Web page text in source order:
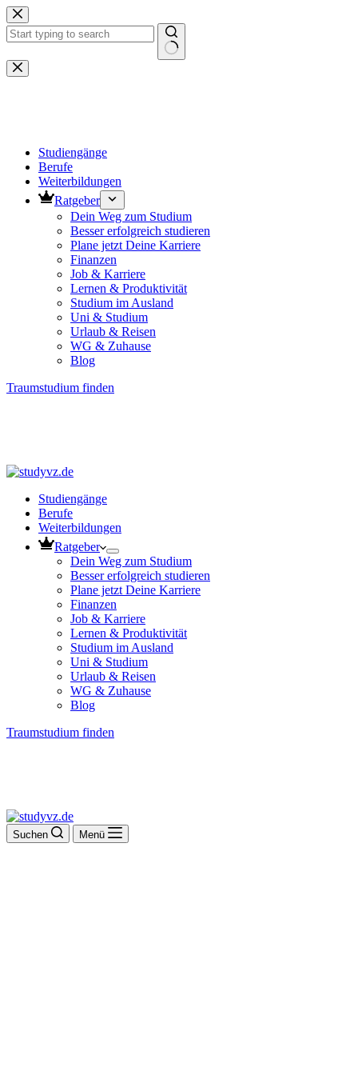
Zum
Inhalt
springen
Keine
Ergebnisse
Studiengänge
Berufe
Weiterbildungen
Ratgeber
Dein Weg zum Studium
Besser erfolgreich studieren
Plane jetzt Deine Karriere
Finanzen
Job & Karriere
Lernen & Produktivität
Studium im Ausland
Uni & Studium
Urlaub & Reisen
WG & Zuhause
Blog
Traumstudium finden
Studiengänge
Berufe
Weiterbildungen
Ratgeber
Dein Weg zum Studium
Besser erfolgreich studieren
Plane jetzt Deine Karriere
Finanzen
Job & Karriere
Lernen & Produktivität
Studium im Ausland
Uni & Studium
Urlaub & Reisen
WG & Zuhause
Blog
Traumstudium finden
Suchen Menü